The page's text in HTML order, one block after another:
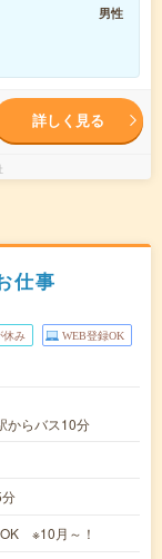
男性
詳しく見る
仕事
休み WEB登録OK
からバス10分
※10月～！